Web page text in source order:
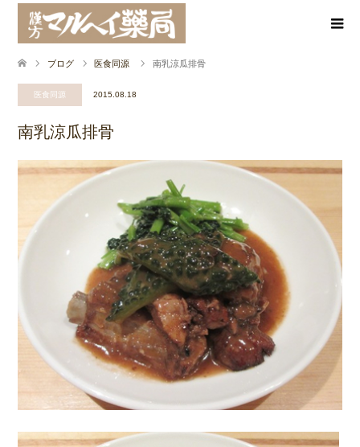
ブログ 医食同源 南乳涼瓜排骨
医食同源 2015.08.18
南乳涼瓜排骨